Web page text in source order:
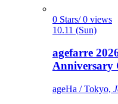
0 Stars/ 0 views
10.11 (Sun)
agefarre
ageHa / Tokyo,